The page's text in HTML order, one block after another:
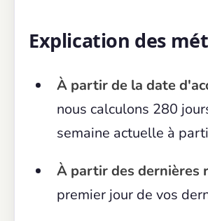
Explication des
À partir de la date
nous calculons 280
semaine actuelle à
À partir des dernières
premier jour de vos